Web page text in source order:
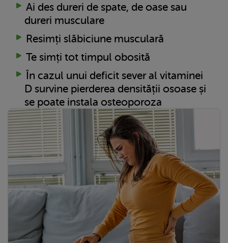
Ai des dureri de spate, de oase sau
dureri musculare
Resimți slăbiciune musculară
Te simți tot timpul obosită
În cazul unui deficit sever al vitaminei
D survine pierderea densității osoase și
se poate instala osteoporoza